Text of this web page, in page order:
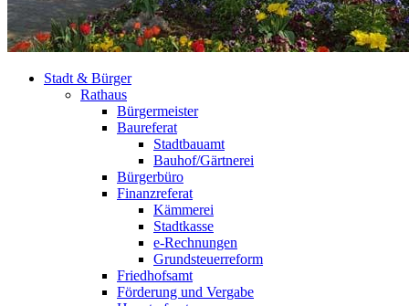
Stadt & Bürger
Rathaus
Bürgermeister
Baureferat
Stadtbauamt
Bauhof/Gärtnerei
Bürgerbüro
Finanzreferat
Kämmerei
Stadtkasse
e-Rechnungen
Grundsteuerreform
Friedhofsamt
Förderung und Vergabe